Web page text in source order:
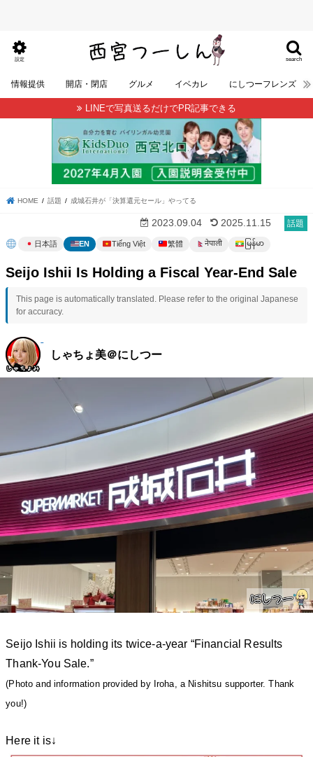
search
設定
情報提供 開店・閉店 グルメ イベカレ にしつーフレンズ
LINEで写真送るだけでPR記事できる
HOME 話題 成城石井が「決算還元セール」やってる
話題
2023.09.04 2025.11.15
日本語 EN Tiếng Việt 繁體 नेपाली မြန်မာ
Seijo Ishii Is Holding a Fiscal Year-End Sale
This page is automatically translated. Please refer to the original Japanese
for accuracy.
しゃちょ美＠にしつー
Seijo Ishii is holding its twice-a-year “Financial Results
Thank-You Sale.”
(Photo and information provided by Iroha, a Nishitsu supporter. Thank
you!)
Here it is↓